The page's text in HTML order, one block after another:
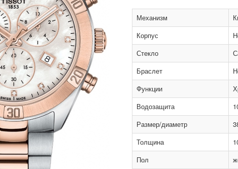
Механизм
Корпус
Стекло
Браслет
Функции
Водозащита
Размер/диаметр
Толщина
Пол